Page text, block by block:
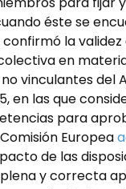
éste se
la validez
en
vinculantes del
en las que
para
Europea
de las
y correcta